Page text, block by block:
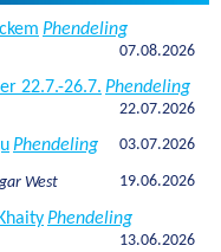
Phendeling
07.08.2026
22.7.-26.7. Phendeling
22.07.2026
Phendeling 03.07.2026
West 19.06.2026
Phendeling
13.06.2026